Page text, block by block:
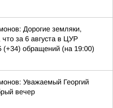
Дорогие земляки,
за 6 августа в ЦУР
(+34) обращений (на 19:00)
Уважаемый Георгий
вечер